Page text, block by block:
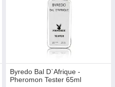
Byredo Bal D`Afrique -
Pheromon Tester 65ml